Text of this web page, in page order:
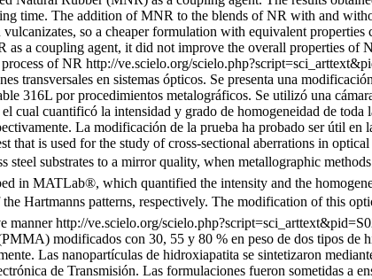
time. The addition of MNR to the blends of NR with and
so a cheaper formulation with equivalent
as a coupling agent, it did not improve the overall properties
of NR http://ve.scielo.org/
transversales en sistemas ópticos. Se presenta una
316L por procedimientos metalográficos. Se utilizó una
cual cuantificó la intensidad y grado de homogeneidad de toda
La modificación de la prueba ha probado ser útil
that is used for the study of cross-sectional aberrations in
steel substrates to a mirror quality, when metallographic
in MATLab®, which quantified the intensity and the
Hartmanns patterns, respectively. The modification of this
manner http://ve.scielo.org/
modificados con 30, 55 y 80 % en peso de dos tipos
Las nanopartículas de hidroxiapatita se sintetizaron
de Transmisión. Las formulaciones fueron sometidas a